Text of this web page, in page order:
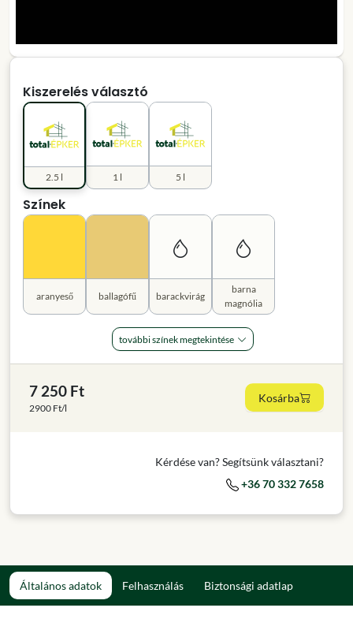
Kiszerelés választó
1 l
2.5 l 5 l
Színek
aranyeső ballagófű barackvirág
barna
magnólia
további színek megtekintése
7 250 Ft
2900 Ft/l
Kosárba
Kérdése van? Segítsünk választani?
+36 70 332 7658
Általános adatok Felhasználás Biztonsági adatlap